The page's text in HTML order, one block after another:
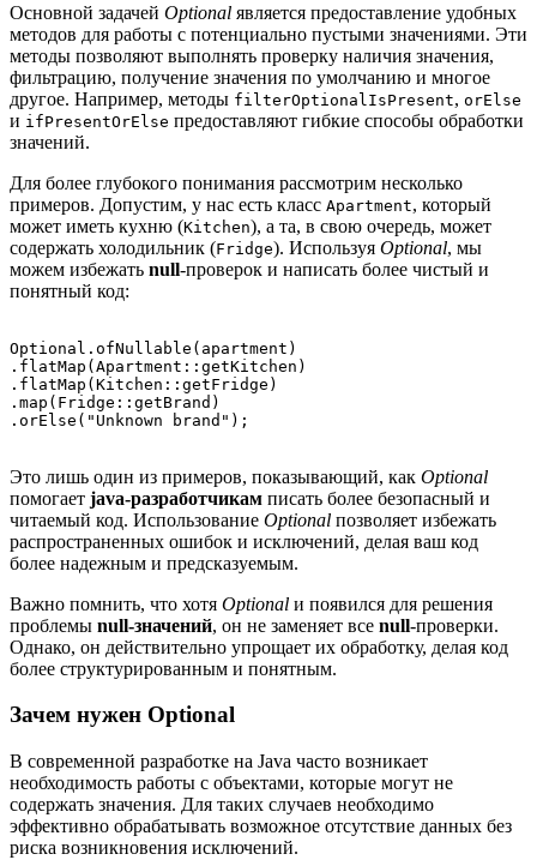
Основной задачей Optional является предоставление удобных
методов для работы с потенциально пустыми значениями. Эти
методы позволяют выполнять проверку наличия значения,
фильтрацию, получение значения по умолчанию и многое
другое. Например, методы filterOptionalIsPresent, orElse
и ifPresentOrElse предоставляют гибкие способы обработки
значений.
Для более глубокого понимания рассмотрим несколько
примеров. Допустим, у нас есть класс Apartment, который
может иметь кухню (Kitchen), а та, в свою очередь, может
содержать холодильник (Fridge). Используя Optional, мы
можем избежать null-проверок и написать более чистый и
понятный код:
Optional.ofNullable(apartment)
.flatMap(Apartment::getKitchen)
.flatMap(Kitchen::getFridge)
.map(Fridge::getBrand)
Это лишь один из примеров, показывающий, как Optional
помогает java-разработчикам писать более безопасный и
читаемый код. Использование Optional позволяет избежать
распространенных ошибок и исключений, делая ваш код
более надежным и предсказуемым.
Важно помнить, что хотя Optional и появился для решения
проблемы null-значений, он не заменяет все null-проверки.
Однако, он действительно упрощает их обработку, делая код
более структурированным и понятным.
Зачем нужен Optional
В современной разработке на Java часто возникает
необходимость работы с объектами, которые могут не
содержать значения. Для таких случаев необходимо
эффективно обрабатывать возможное отсутствие данных без
риска возникновения исключений.